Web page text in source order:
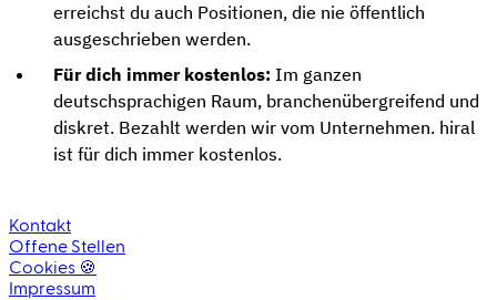
erreichst du auch Positionen, die nie öffentlich
ausgeschrieben werden.
Für dich immer kostenlos: Im ganzen
deutschsprachigen Raum, branchenübergreifend und
diskret. Bezahlt werden wir vom Unternehmen. hiral
ist für dich immer kostenlos.
Kontakt
Offene Stellen
Cookies 🍪
Impressum